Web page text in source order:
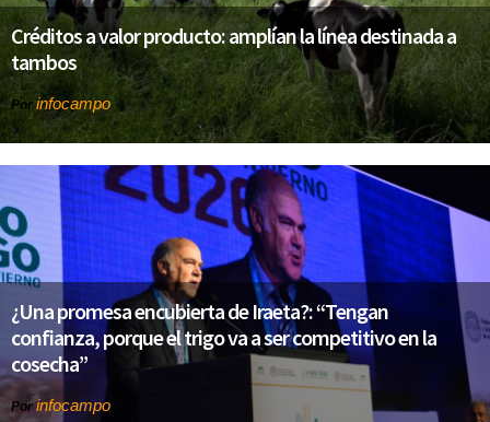
Créditos a valor producto: amplían la línea destinada a
tambos
Por infocampo
¿Una promesa encubierta de Iraeta?: “Tengan
confianza, porque el trigo va a ser competitivo en la
cosecha”
Porinfocampo